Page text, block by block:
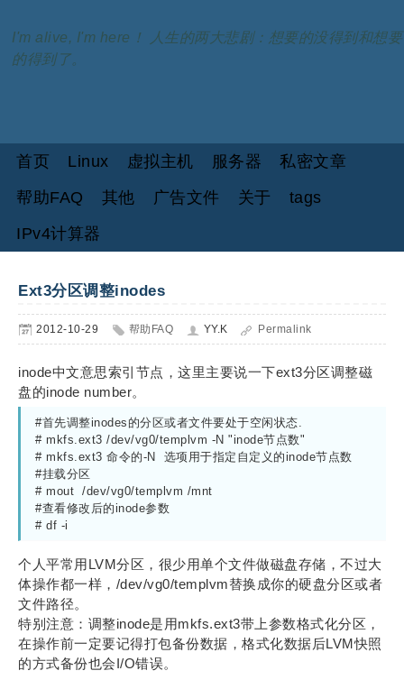
I'm alive, I'm here！ 人生的两大悲剧：想要的没得到和想要
的得到了。
首页 Linux 虚拟主机 服务器
私密文章
帮助FAQ
其他 广告文件 关于
tags
IPv4计算器
Ext3分区调整inodes
2012-10-29 帮助FAQ YY.K Permalink
inode中文意思索引节点，这里主要说一下ext3分区调整磁
盘的inode number。
#首先调整inodes的分区或者文件要处于空闲状态.
# mkfs.ext3 /dev/vg0/templvm -N "inode节点数"
# mkfs.ext3 命令的-N  选项用于指定自定义的inode节点数
#挂载分区
# mout  /dev/vg0/templvm /mnt
#查看修改后的inode参数
# df -i
个人平常用LVM分区，很少用单个文件做磁盘存储，不过大
体操作都一样，/dev/vg0/templvm替换成你的硬盘分区或者
文件路径。
特别注意：调整inode是用mkfs.ext3带上参数格式化分区，
在操作前一定要记得打包备份数据，格式化数据后LVM快照
的方式备份也会I/O错误。